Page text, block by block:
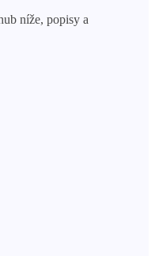
níže, popisy a